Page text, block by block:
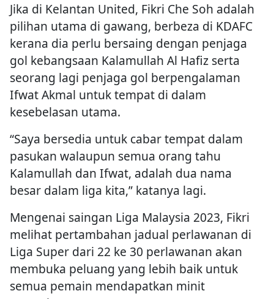
Jika di Kelantan United, Fikri Che Soh adalah
pilihan utama di gawang, berbeza di KDAFC
kerana dia perlu bersaing dengan penjaga
gol kebangsaan Kalamullah Al Hafiz serta
seorang lagi penjaga gol berpengalaman
Ifwat Akmal untuk tempat di dalam
kesebelasan utama.
“Saya bersedia untuk cabar tempat dalam
pasukan walaupun semua orang tahu
Kalamullah dan Ifwat, adalah dua nama
besar dalam liga kita,” katanya lagi.
Mengenai saingan Liga Malaysia 2023, Fikri
melihat pertambahan jadual perlawanan di
Liga Super dari 22 ke 30 perlawanan akan
membuka peluang yang lebih baik untuk
semua pemain mendapatkan minit